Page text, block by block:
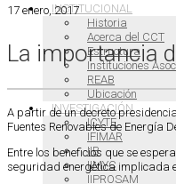
INSTITUCIONAL
Historia
Acerca del CCT
Estructura
Instituciones
REAB
Ubicación
INVESTIGACIÓN
ICYTE
IFIMAR
IIB
IIMYC
IIPROSAM
17 enero, 2017
La importancia
A partir de un decreto
Fuentes Renovables de Energía
Entre los beneficios que se
seguridad energética implicada